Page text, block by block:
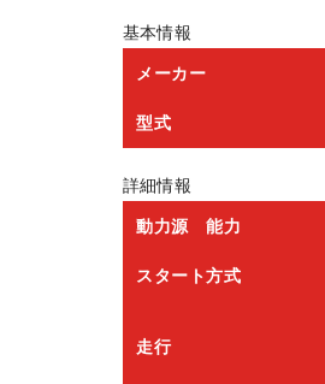
基本情報
メーカー
型式
詳細情報
動力源 能力
スタート方式
走行